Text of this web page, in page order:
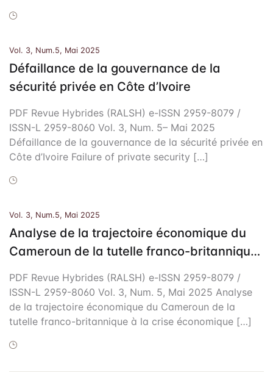
Vol. 3, Num.5, Mai 2025
Défaillance de la gouvernance de la
sécurité privée en Côte d’Ivoire
PDF Revue Hybrides (RALSH) e-ISSN 2959-8079 /
ISSN-L 2959-8060 Vol. 3, Num. 5– Mai 2025
Défaillance de la gouvernance de la sécurité privée en
Côte d’Ivoire Failure of private security […]
Vol. 3, Num.5, Mai 2025
Analyse de la trajectoire économique du
Cameroun de la tutelle franco-britannique
à la crise économique de 1987
PDF Revue Hybrides (RALSH) e-ISSN 2959-8079 /
ISSN-L 2959-8060 Vol. 3, Num. 5, Mai 2025 Analyse
de la trajectoire économique du Cameroun de la
tutelle franco-britannique à la crise économique […]